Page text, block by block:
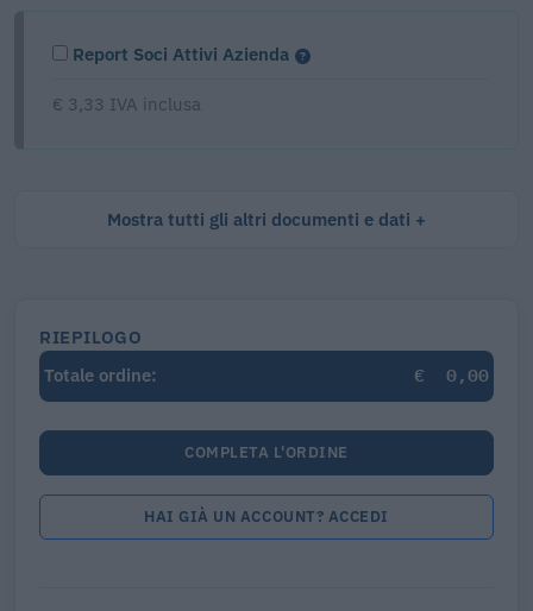
Report Soci Attivi Azienda
€ 3,33 IVA inclusa
Mostra tutti gli altri documenti e dati
RIEPILOGO
Totale ordine:
€ 0,00
COMPLETA L'ORDINE
HAI GIÀ UN ACCOUNT? ACCEDI